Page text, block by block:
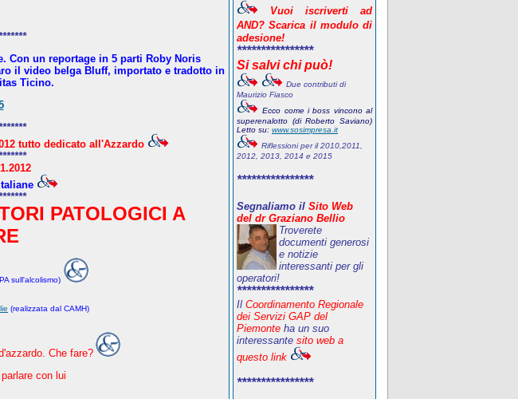
Con un reportage in 5 parti Roby Noris
il video belga Bluff, importato e tradotto in
Ticino.
tutto dedicato all'Azzardo
PATOLOGICI A
sull'alcolismo)
(realizzata dal CAMH)
Che fare?
con lui
Vuoi iscriverti
ad
AND? Scarica il modulo di
adesione!
****************
Si salvi chi può!
Due contributi di
Maurizio Fiasco
Ecco come i boss vincono al
superenalotto (di Roberto Saviano)
Letto su: www.sosimpresa.it
Riflessioni per il 2010,2011,
2012, 2013, 2014 e 2015
****************
Segnaliamo il Sito Web
del dr Graziano Bellio
Troverete
documenti generosi
e notizie
interessanti per gli
operatori!
****************
Il Coordinamento Regionale
dei Servizi GAP del
Piemonte ha un suo
interessante sito web a
questo link
****************